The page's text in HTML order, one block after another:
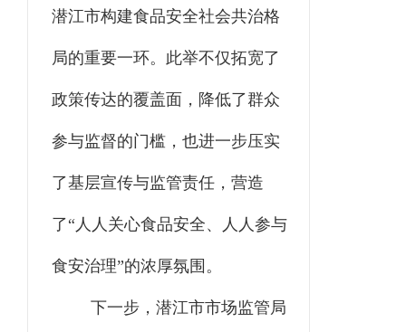
潜江市构建食品安全社会共治格
局的重要一环。此举不仅拓宽了
政策传达的覆盖面，降低了群众
参与监督的门槛，也进一步压实
了基层宣传与监管责任，营造
了“人人关心食品安全、人人参与
食安治理”的浓厚氛围。
下一步，潜江市市场监管局